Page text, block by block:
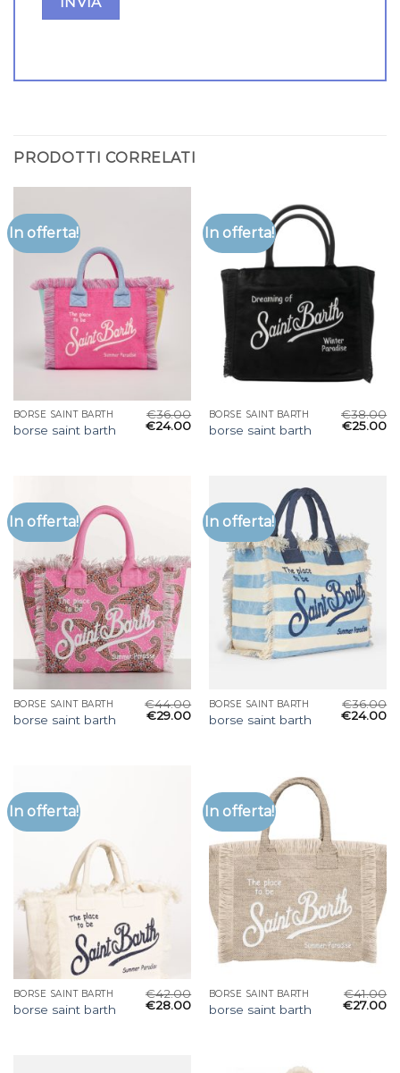
PRODOTTI CORRELATI
In offerta!
BORSE SAINT BARTH
borse saint barth
€36.00
€24.00
In offerta!
BORSE SAINT BARTH
borse saint barth
€38.00
€25.00
In offerta!
BORSE SAINT BARTH
borse saint barth
€44.00
€29.00
In offerta!
BORSE SAINT BARTH
borse saint barth
€36.00
€24.00
In offerta!
BORSE SAINT BARTH
borse saint barth
€42.00
€28.00
In offerta!
BORSE SAINT BARTH
borse saint barth
€41.00
€27.00